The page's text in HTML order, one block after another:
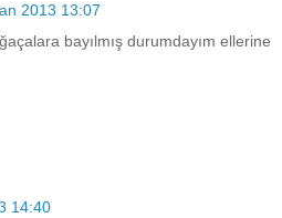
2013 13:07
bayılmış durumdayım ellerine
14:40